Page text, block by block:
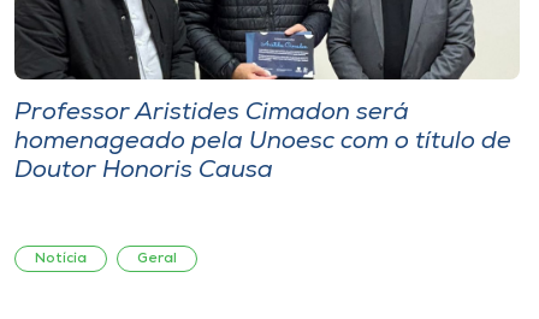
Professor Aristides Cimadon será
homenageado pela Unoesc com o título de
Doutor Honoris Causa
Notícia Geral